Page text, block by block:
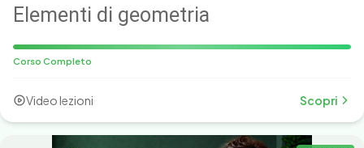
Elementi di geometria
Corso Completo
Video lezioni Scopri